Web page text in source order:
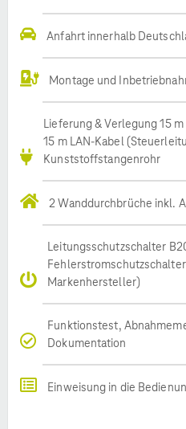
Anfahrt innerhalb
Montage und
Lieferung & Verlegung 15
15 m LAN-Kabel
Kunststoffstangenrohr
2 Wanddurchbrüche inkl.
Leitungsschutzschalter
Markenhersteller)
Funktionstest,
Dokumentation
Einweisung in die